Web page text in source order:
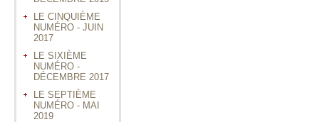
LE CINQUIÈME
NUMÉRO - JUIN
2017
LE SIXIÈME
NUMÉRO -
DÉCEMBRE 2017
LE SEPTIÈME
NUMÉRO - MAI
2019